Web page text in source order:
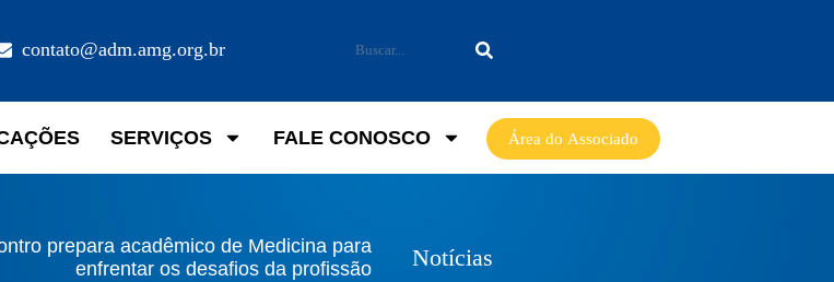
contato@adm.amg.org.br
SERVIÇOS FALE CONOSCO Área do Associado
prepara acadêmico de Medicina para
enfrentar os desafios da profissão
Notícias